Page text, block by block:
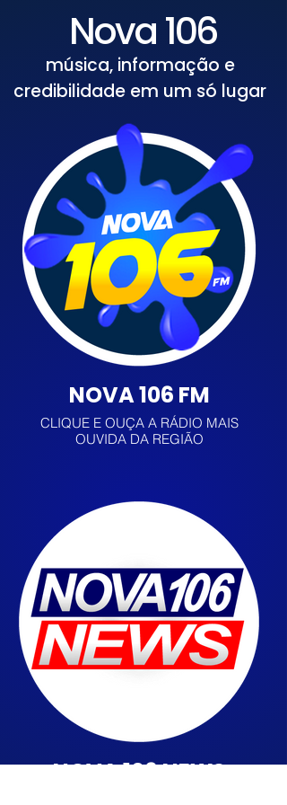
Nova 106
música, informação e
credibilidade em um só lugar
NOVA 106 FM
CLIQUE E OUÇA A RÁDIO MAIS
OUVIDA DA REGIÃO
NOVA 106 NEWS